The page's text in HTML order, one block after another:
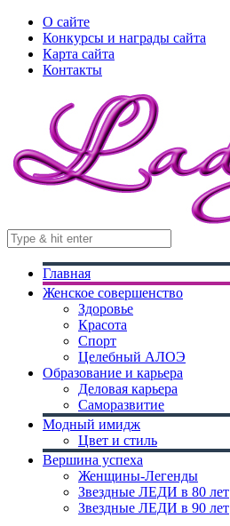
О сайте
Конкурсы и награды сайта
Карта сайта
Контакты
Главная
Женское совершенство
Здоровье
Красота
Спорт
Целебный АЛОЭ
Образование и карьера
Деловая карьера
Саморазвитие
Модный имидж
Цвет и стиль
Вершина успеха
Женщины-Легенды
Звездные ЛЕДИ в 80 лет
Звездные ЛЕДИ в 90 лет